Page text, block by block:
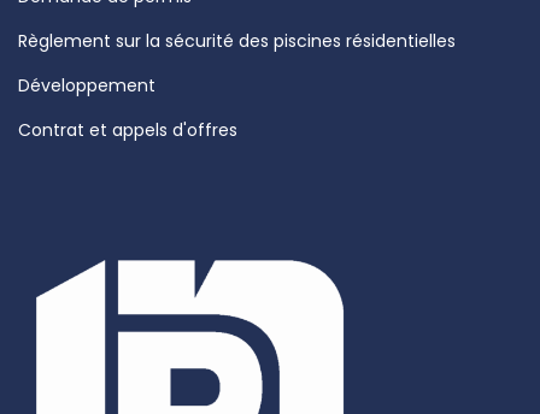
Règlement sur la sécurité des piscines résidentielles
Développement
Contrat et appels d'offres